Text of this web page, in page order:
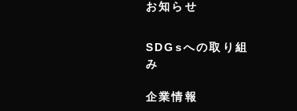
SDGsへの取り組
み
企業情報
お知らせ